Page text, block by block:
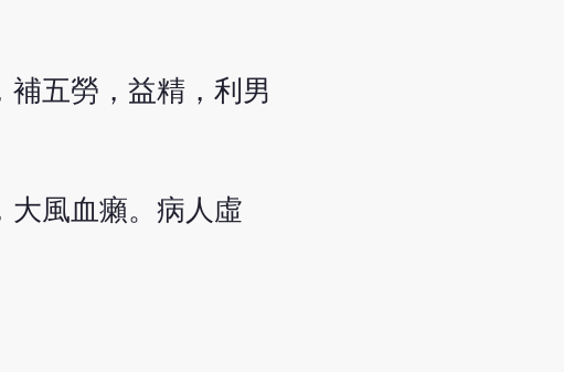
補五勞，益精，利男
大風血癩。病人虛